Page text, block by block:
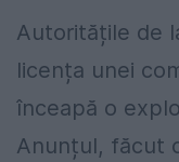
Autoritățile de
licența unei
înceapă o
Anunțul, făcut